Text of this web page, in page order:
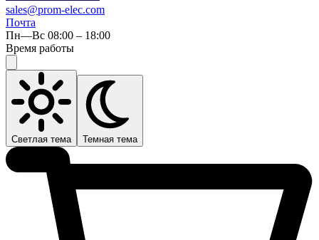
sales@prom-elec.com
Почта
Пн—Вс 08:00 – 18:00
Время работы
Светлая тема Темная тема